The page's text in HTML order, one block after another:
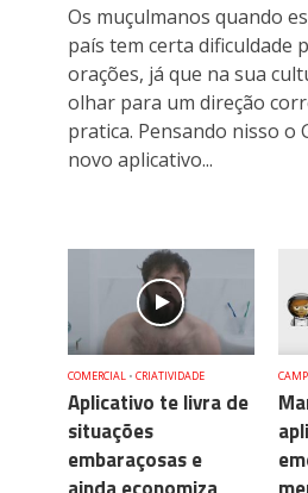
Os muçulmanos quando
país tem certa dificuldade
orações, já que na sua
olhar para um direção
pratica. Pensando nisso o
novo aplicativo...
COMERCIAL • CRIATIVIDADE
Aplicativo te livra de
situações
embaraçosas e